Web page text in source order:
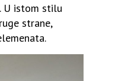
U istom stilu
strane,